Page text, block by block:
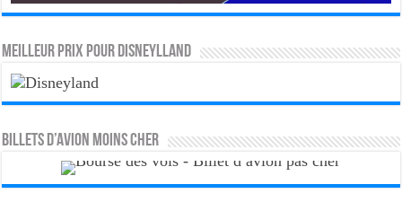
MEILLEUR PRIX POUR DISNEYLLAND
Billets d’avion moins cher